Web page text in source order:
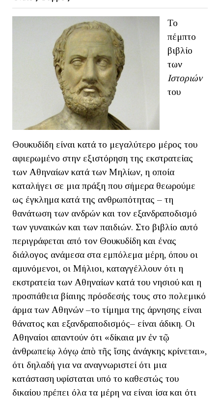
Το
πέμπτο
βιβλίο
των
Ιστοριών
του
Θουκυδίδη είναι κατά το μεγαλύτερο μέρος του
αφιερωμένο στην εξιστόρηση της εκστρατείας
των Αθηναίων κατά των Μηλίων, η οποία
καταλήγει σε μια πράξη που σήμερα θεωρούμε
ως έγκλημα κατά της ανθρωπότητας – τη
θανάτωση των ανδρών και τον εξανδραποδισμό
των γυναικών και των παιδιών. Στο βιβλίο αυτό
περιγράφεται από τον Θουκυδίδη και ένας
διάλογος ανάμεσα στα εμπόλεμα μέρη, όπου οι
αμυνόμενοι, οι Μήλιοι, καταγγέλλουν ότι η
εκστρατεία των Αθηναίων κατά του νησιού και η
προσπάθεια βίαιης πρόσδεσής τους στο πολεμικό
άρμα των Αθηνών –το τίμημα της άρνησης είναι
θάνατος και εξανδραποδισμός– είναι άδικη. Οι
Αθηναίοι απαντούν ότι «δίκαια μὲν ἐν τῷ
ἀνθρωπείῳ λόγῳ ἀπὸ τῆς ἴσης ἀνάγκης κρίνεται»,
ότι δηλαδή για να αναγνωριστεί ότι μια
κατάσταση υφίσταται υπό το καθεστώς του
δικαίου πρέπει όλα τα μέρη να είναι ίσα και ότι